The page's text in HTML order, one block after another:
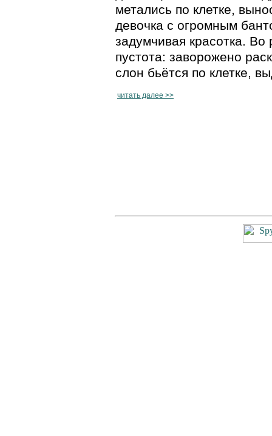
метались по клетке,
девочка с огромным
задумчивая красотка. Во
пустота: заворожено
слон бьётся по клетке,
читать далее >>